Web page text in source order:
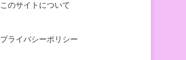
このサイトについて
プライバシーポリシー